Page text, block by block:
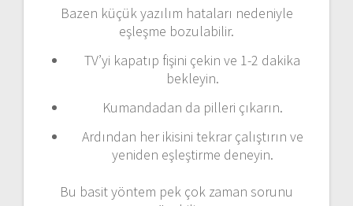
Bazen küçük yazılım hataları nedeniyle
eşleşme bozulabilir.
TV’yi kapatıp fişini çekin ve 1-2 dakika
bekleyin.
Kumandadan da pilleri çıkarın.
Ardından her ikisini tekrar çalıştırın ve
yeniden eşleştirme deneyin.
Bu basit yöntem pek çok zaman sorunu